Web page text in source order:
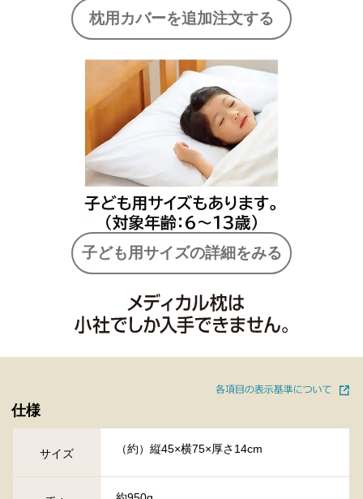
枕用カバーを追加注文する
子ども用サイズの詳細をみる
仕様
サイズ （約）縦45×横75×厚さ14cm